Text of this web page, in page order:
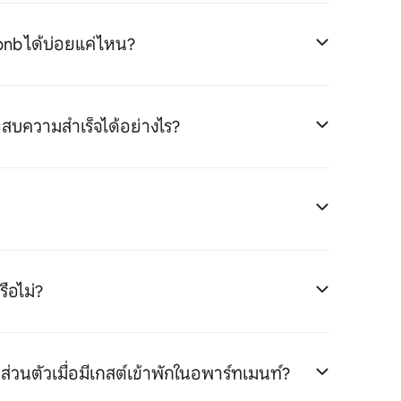
ได้บ่อยแค่ไหน?
ความสำเร็จได้อย่างไร?
ไม่?
วนตัวเมื่อมีเกสต์เข้าพักในอพาร์ทเมนท์?